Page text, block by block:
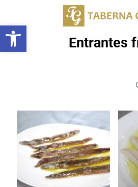
Abrir barra de herramientas
Entrantes